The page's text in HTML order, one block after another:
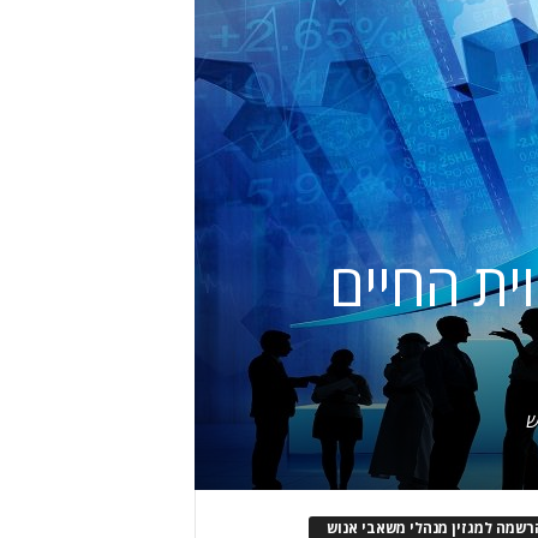
החיים
למגזין מנהלי משאבי אנוש